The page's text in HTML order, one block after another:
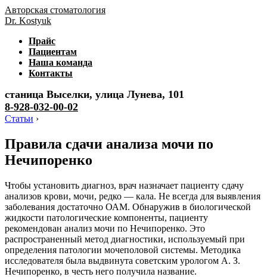
Авторская стоматология
Dr. Kostyuk
Прайс
Пациентам
Наша команда
Контакты
станица Выселки, улица Лунева, 101
8-928-032-00-02
Статьи ›
Правила сдачи анализа мочи по
Нечипоренко
Чтобы установить диагноз, врач назначает пациенту сдачу
анализов крови, мочи, редко — кала. Не всегда для выявления
заболевания достаточно ОАМ. Обнаружив в биологической
жидкости патологические компоненты, пациенту
рекомендован анализ мочи по Нечипоренко. Это
распространенный метод диагностики, используемый при
определения патологии мочеполовой системы. Методика
исследователя была выдвинута советским урологом А. З.
Нечипоренко, в честь него получила название.